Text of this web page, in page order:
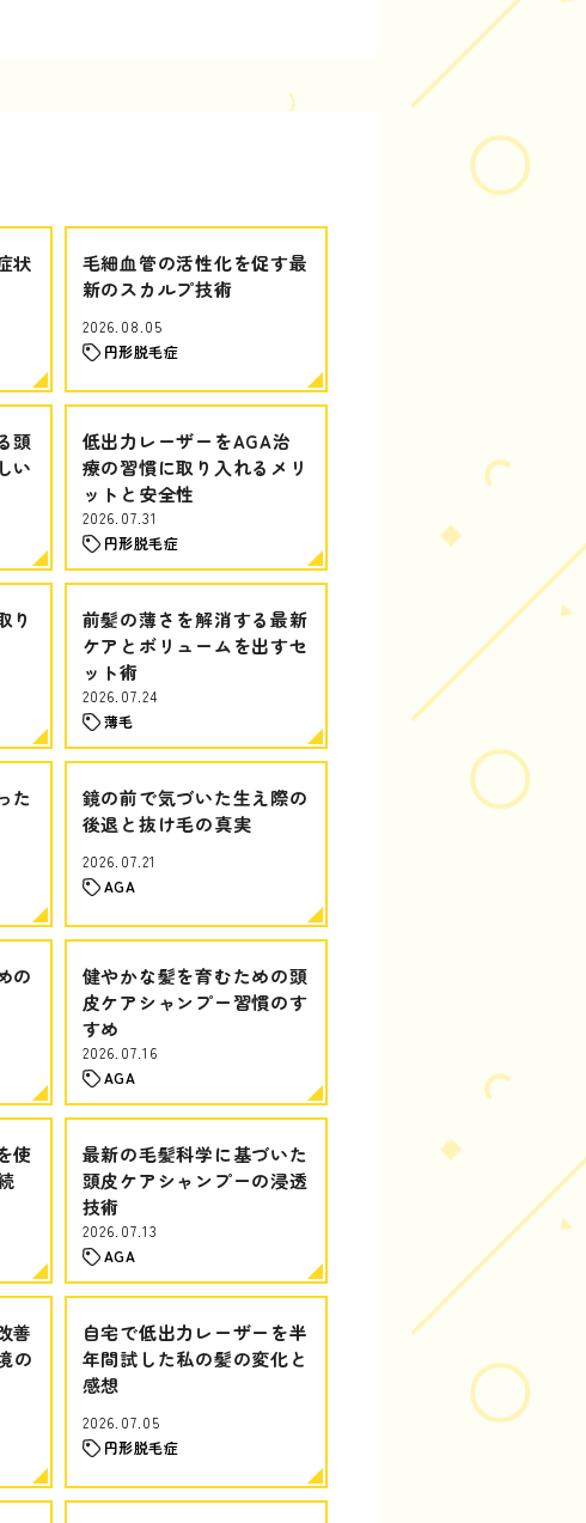
状
毛細血管の活性化を促す最
新のスカルプ技術
2026.08.05
円形脱毛症
頭
い
低出力レーザーをAGA治
療の習慣に取り入れるメリ
ットと安全性
2026.07.31
円形脱毛症
り
前髪の薄さを解消する最新
ケアとボリュームを出すセ
ット術
2026.07.24
薄毛
た
鏡の前で気づいた生え際の
後退と抜け毛の真実
2026.07.21
AGA
の
健やかな髪を育むための頭
皮ケアシャンプー習慣のす
すめ
2026.07.16
AGA
使
最新の毛髪科学に基づいた
頭皮ケアシャンプーの浸透
技術
2026.07.13
AGA
善
の
自宅で低出力レーザーを半
年間試した私の髪の変化と
感想
2026.07.05
円形脱毛症